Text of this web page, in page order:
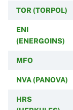
TOR (TORPOL)
ENI
(ENERGOINS)
MFO
NVA (PANOVA)
HRS